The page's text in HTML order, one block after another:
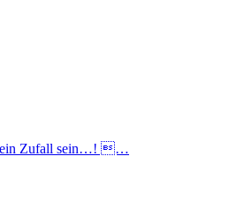
Zufall sein…! …